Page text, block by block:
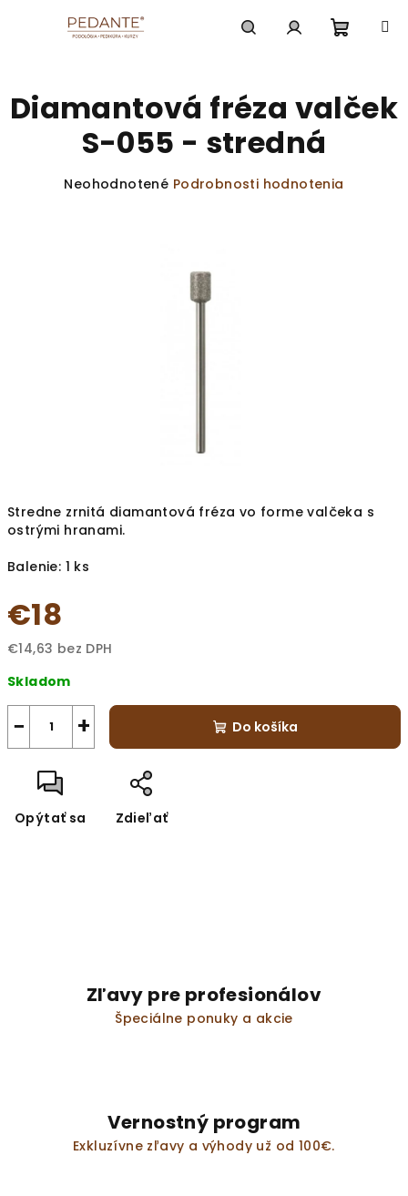
košík
Stredne zrnitá diamantová fréza vo forme valčeka s
ostrými hranami.
Balenie: 1 ks
€18
€14,63 bez DPH
cena:
Skladom
+
− Do košíka
Opýtať sa Zdieľať
Diamantová fréza valček
S-055 - stredná
Priemerné
Neohodnotené Podrobnosti hodnotenia
Zľavy pre profesionálov
Špeciálne ponuky a akcie
Vernostný program
Exkluzívne zľavy a výhody už od 100€.